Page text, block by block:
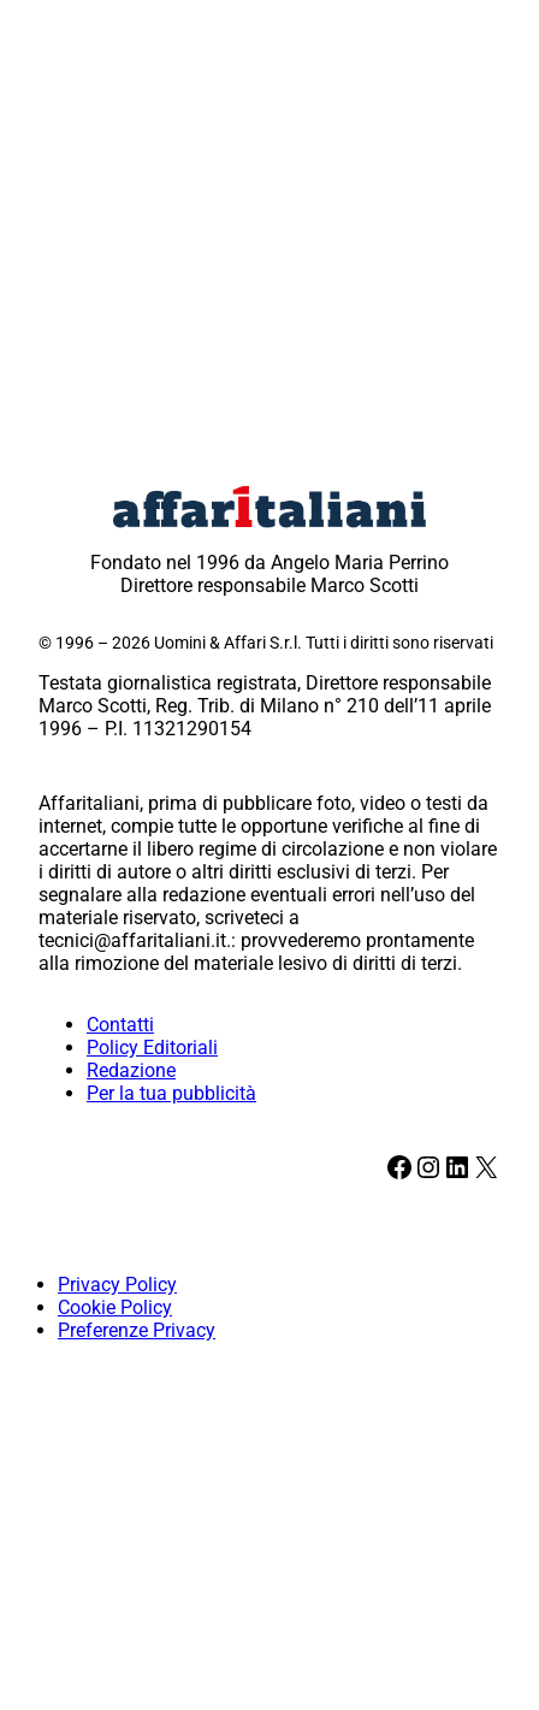
Fondato nel 1996 da Angelo Maria Perrino
Direttore responsabile Marco Scotti
© 1996 – 2026 Uomini & Affari S.r.l. Tutti i diritti sono riservati
Testata giornalistica registrata, Direttore responsabile
Marco Scotti, Reg. Trib. di Milano n° 210 dell’11 aprile
1996 – P.I. 11321290154
Affaritaliani, prima di pubblicare foto, video o testi da
internet, compie tutte le opportune verifiche al fine di
accertarne il libero regime di circolazione e non violare
i diritti di autore o altri diritti esclusivi di terzi. Per
segnalare alla redazione eventuali errori nell’uso del
materiale riservato, scriveteci a
tecnici@affaritaliani.it.: provvederemo prontamente
alla rimozione del materiale lesivo di diritti di terzi.
Contatti
Policy Editoriali
Redazione
Per la tua pubblicità
Facebook Instagram LinkedIn X
Privacy Policy
Cookie Policy
Preferenze Privacy